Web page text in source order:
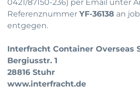
0421/87150-236) per Email unter
Referenznummer YF-36138 an
entgegen.
Interfracht Container Overseas
Bergiusstr. 1
28816 Stuhr
www.interfracht.de